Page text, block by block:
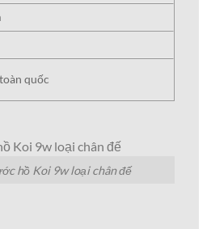
quốc
hồ Koi 9w loại chân đế